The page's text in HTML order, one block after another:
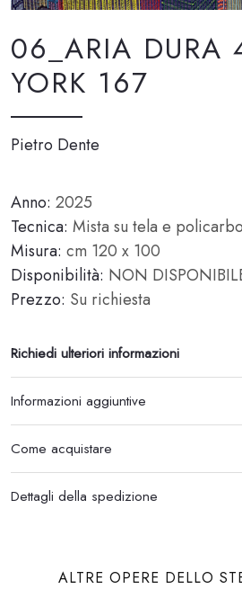
06_ARIA DURA
YORK 167
Pietro Dente
Anno: 2025
Tecnica: Mista su tela e
Misura: cm 120 x 100
Disponibilità: NON
Prezzo: Su richiesta
Richiedi ulteriori informazioni
Informazioni aggiuntive
Come acquistare
Dettagli della spedizione
ALTRE OPERE DELLO